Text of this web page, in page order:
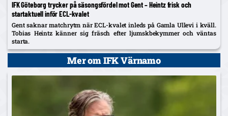
IFK Göteborg trycker på säsongsfördel mot Gent – Heintz frisk och
startaktuell inför ECL-kvalet
Gent saknar matchrytm när ECL-kvalet inleds på Gamla Ullevi i kväll.
Tobias Heintz känner sig fräsch efter ljumskbekymmer och väntas
starta.
Mer om IFK Värnamo